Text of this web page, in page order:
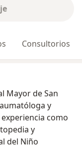
Consultorios
Mayor de San
y
como
y
del Niño